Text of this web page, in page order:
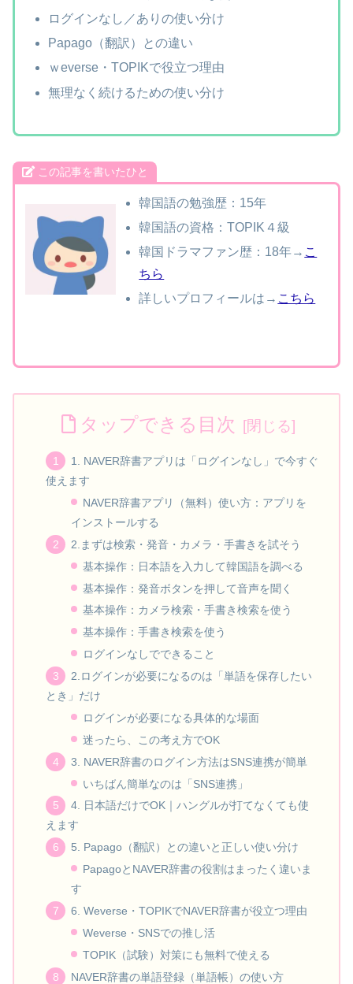
ログインなし／ありの使い分け
Papago（翻訳）との違い
ｗeverse・TOPIKで役立つ理由
無理なく続けるための使い分け
この記事を書いたひと
韓国語の勉強歴：15年
韓国語の資格：TOPIK４級
韓国ドラマファン歴：18年→ こ
ちら
詳しいプロフィールは→ こちら
タップできる目次
1. NAVER辞書アプリは「ログインなし」で今すぐ
使えます
NAVER辞書アプリ（無料）使い方：アプリを
インストールする
2.まずは検索・発音・カメラ・手書きを試そう
基本操作：日本語を入力して韓国語を調べる
基本操作：発音ボタンを押して音声を聞く
基本操作：カメラ検索・手書き検索を使う
基本操作：手書き検索を使う
ログインなしでできること
2.ログインが必要になるのは「単語を保存したい
とき」だけ
ログインが必要になる具体的な場面
迷ったら、この考え方でOK
3. NAVER辞書のログイン方法はSNS連携が簡単
いちばん簡単なのは「SNS連携」
4. 日本語だけでOK｜ハングルが打てなくても使
えます
5. Papago（翻訳）との違いと正しい使い分け
PapagoとNAVER辞書の役割はまったく違いま
す
6. Weverse・TOPIKでNAVER辞書が役立つ理由
Weverse・SNSでの推し活
TOPIK（試験）対策にも無料で使える
NAVER辞書の単語登録（単語帳）の使い方